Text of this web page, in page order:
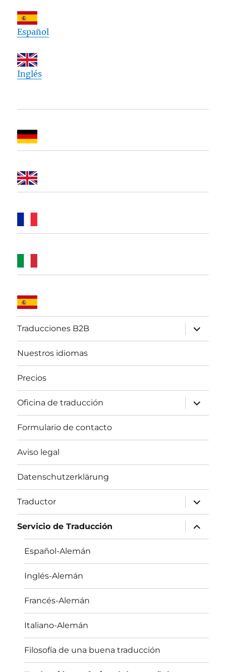
Español
Inglés
Traducciones B2B
expande
el
menú
Nuestros idiomas
Precios
Oficina de traducción
expande
el
menú
Formulario de contacto
Aviso legal
Datenschutzerklärung
Traductor
expande
el
menú
inferior
Servicio de Traducción
expande
el
menú
Español-Alemán
Inglés-Alemán
Francés-Alemán
Italiano-Alemán
Filosofía de una buena traducción